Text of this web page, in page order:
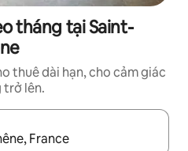
tháng tại Saint-
thuê dài hạn, cho cảm giác
trở lên.
bằng phím mũi tên lên và